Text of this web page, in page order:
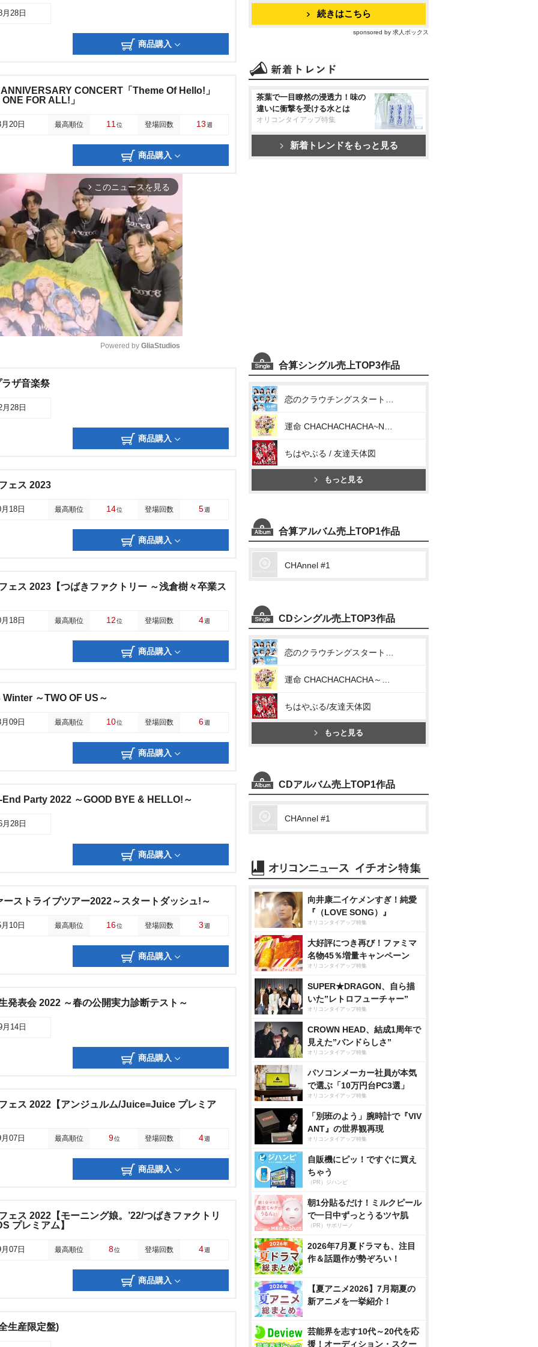
28日
商品購入
CONCERT「Theme Of Hello!」
FOR ALL!」
20日 最高順位 11 位 登場回数 13週
商品購入
arrow_forward_ios このニュースを見る
e
Powered by GliaStudios
ザ音楽祭
28日
商品購入
ェス 2023
18日 最高順位 14位 登場回数 5週
商品購入
ェス 2023【つばきファクトリー ～浅倉樹々卒業ス
18日 最高順位 12位 登場回数 4週
商品購入
～TWO OF US～
09日 最高順位 10位 登場回数 6週
商品購入
Party 2022 ～GOOD BYE & HELLO!～
28日
商品購入
ストライブツアー2022～スタートダッシュ!～
10日 最高順位 16位 登場回数 3週
商品購入
発表会 2022 ～春の公開実力診断テスト～
14日
商品購入
ェス 2022【アンジュルム/Juice=Juice プレミア
07日 最高順位 9位 登場回数 4週
商品購入
ス 2022【モーニング娘。’22/つばきファクトリ
プレミアム】
07日 最高順位 8位 登場回数 4週
商品購入
生産限定盤)
続きはこちら
sponsored by 求人ボックス
茶葉で一目瞭然の浸透力！味の
違いに衝撃を受ける水とは
オリコンタイアップ特集
新着トレンドをもっと見る
合算シングル売上TOP3作品
ちはやぶる / 友達天体図
もっと見る
合算アルバム売上TOP1作品
CHAnnel #1
CDシングル売上TOP3作品
ちはやぶる/友達天体図
もっと見る
CDアルバム売上TOP1作品
CHAnnel #1
向井康二イケメンすぎ！純愛
『（LOVE SONG）』
オリコンタイアップ特集
大好評につき再び！ファミマ
名物45％増量キャンペーン
オリコンタイアップ特集
SUPER★DRAGON、自ら描
いた”レトロフューチャー”
オリコンタイアップ特集
CROWN HEAD、結成1周年で
見えた”バンドらしさ”
オリコンタイアップ特集
パソコンメーカー社員が本気
で選ぶ「10万円台PC3選」
オリコンタイアップ特集
「別班のよう」腕時計で『VIV
ANT』の世界観再現
オリコンタイアップ特集
自販機にピッ！ですぐに買え
ちゃう
（PR）ジハンピ
朝1分貼るだけ！ミルクピール
で一日中ずっとうるツヤ肌
（PR）サボリーノ
2026年7月夏ドラマも、注目
作＆話題作が勢ぞろい！
【夏アニメ2026】7月期夏の
新アニメを一挙紹介！
芸能界を志す10代～20代を応
援！オーディション・スクー